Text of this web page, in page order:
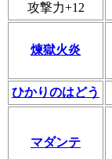
攻撃力+12
煉獄火炎
ひかりのはどう
マダンテ